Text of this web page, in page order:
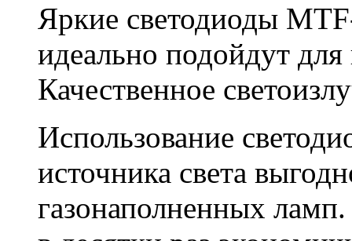
Яркие светодиоды
идеально подойдут
Качественное
Использование
источника света
газонаполненных